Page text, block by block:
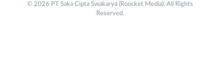
No. Telp /
© 2026 PT Saka Cipta Swakarya (Roocket Media). All Rights
Reserved.